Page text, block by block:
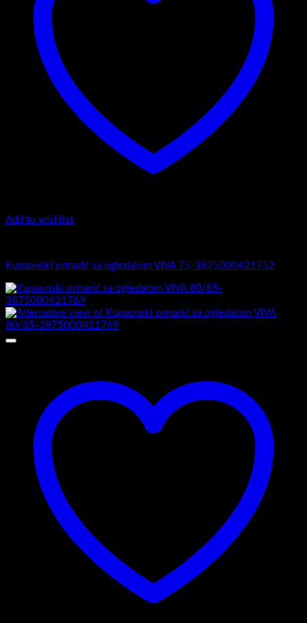
Add to wishlist
Kupaonski ormarić sa ogledalom VIVA 75-3875000421752